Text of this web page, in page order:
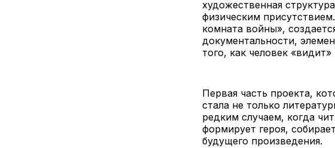
художественная
физическим
комната войны»,
документальности,
того, как человек
Первая часть проекта,
стала не только
редким случаем, когда
формирует героя,
будущего произведения.